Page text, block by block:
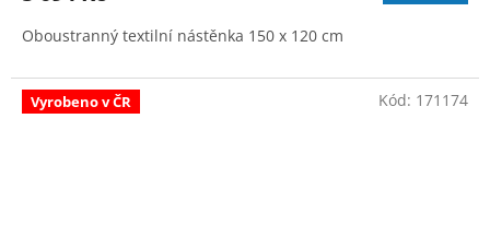
A
Oboustranný textilní nástěnka 150 x 120 cm
Vyrobeno v ČR Kód: 171174